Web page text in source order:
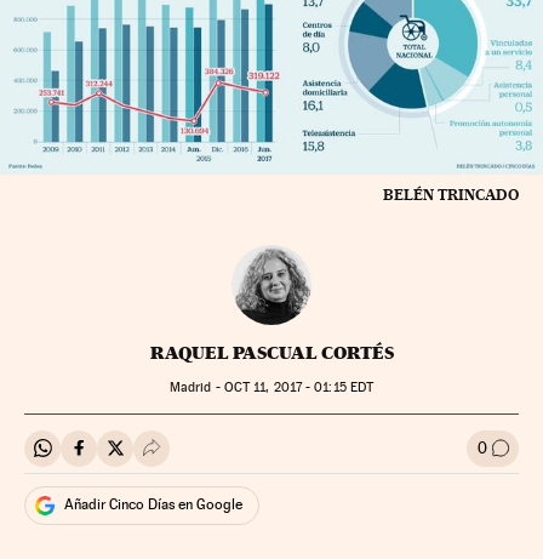
BELÉN TRINCADO
RAQUEL PASCUAL CORTÉS
Madrid - OCT11, 2017 - 01:15EDT
Compartir en Whatsapp
Compartir en Facebook
Compartir en Twitter
Desplegar Redes Sociales 0 Ir a
Añadir Cinco Días en Google